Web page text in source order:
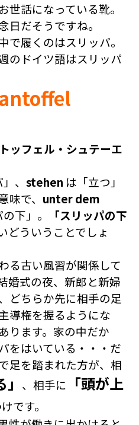
世話になっている靴。
日だそうですね。
で履くのはスリッパ。
のドイツ語はスリッパ
ッフェル・シュテーエ
、 stehen は「立つ」
味で、 unter dem
下」。
「スリッパの下
どういうことでしょ
る古い風習が関係して
婚式の夜、新郎と新婦
どちらか先に相手の足
導権を握るようにな
ります。家の中だか
をはいている・・・だ
足を踏まれた方が、相
、相手に
「頭が上
です。